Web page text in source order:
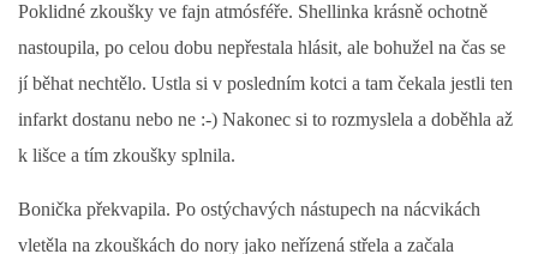
Poklidné zkoušky ve fajn atmósféře. Shellinka krásně ochotně
nastoupila, po celou dobu nepřestala hlásit, ale bohužel na čas se
jí běhat nechtělo. Ustla si v posledním kotci a tam čekala jestli ten
infarkt dostanu nebo ne :-) Nakonec si to rozmyslela a doběhla až
k lišce a tím zkoušky splnila.
Bonička překvapila. Po ostýchavých nástupech na nácvikách
vletěla na zkouškách do nory jako neřízená střela a začala